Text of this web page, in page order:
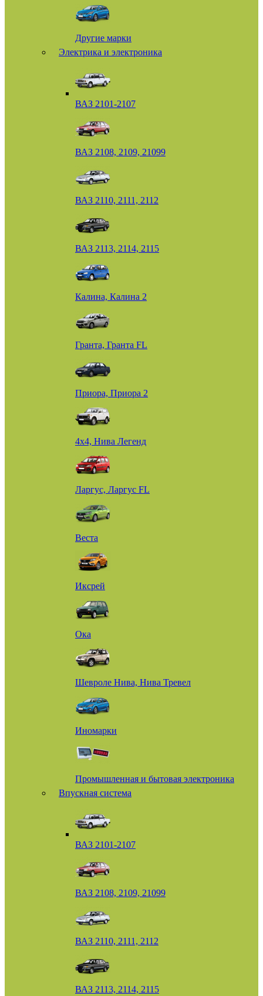
Другие марки
Электрика и электроника
ВАЗ 2101-2107
ВАЗ 2108, 2109, 21099
ВАЗ 2110, 2111, 2112
ВАЗ 2113, 2114, 2115
Калина, Калина 2
Гранта, Гранта FL
Приора, Приора 2
4х4, Нива Легенд
Ларгус, Ларгус FL
Веста
Иксрей
Ока
Шевроле Нива, Нива Тревел
Иномарки
Промышленная и бытовая электроника
Впускная система
ВАЗ 2101-2107
ВАЗ 2108, 2109, 21099
ВАЗ 2110, 2111, 2112
ВАЗ 2113, 2114, 2115